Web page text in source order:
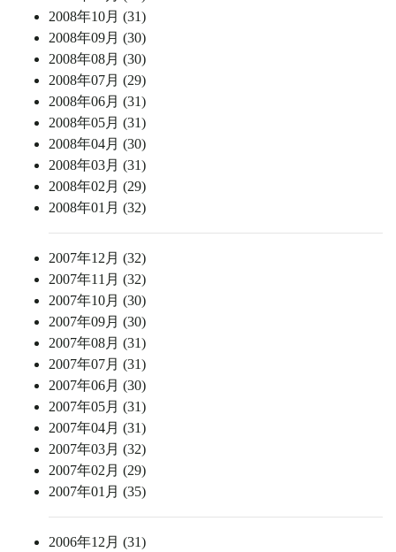
2008年10月 (31)
2008年09月 (30)
2008年08月 (30)
2008年07月 (29)
2008年06月 (31)
2008年05月 (31)
2008年04月 (30)
2008年03月 (31)
2008年02月 (29)
2008年01月 (32)
2007年12月 (32)
2007年11月 (32)
2007年10月 (30)
2007年09月 (30)
2007年08月 (31)
2007年07月 (31)
2007年06月 (30)
2007年05月 (31)
2007年04月 (31)
2007年03月 (32)
2007年02月 (29)
2007年01月 (35)
2006年12月 (31)